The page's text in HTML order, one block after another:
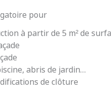
pour
à partir de 5 m² de
abris de jardin…
de clôture